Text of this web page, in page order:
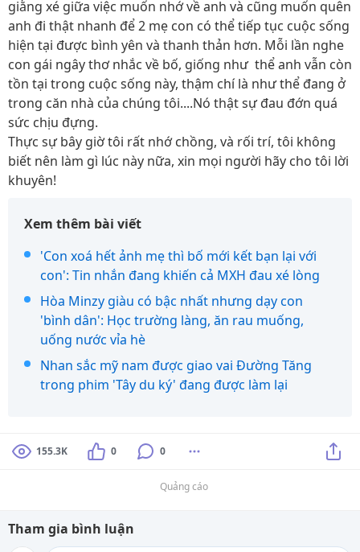
giằng xé giữa việc muốn nhớ về anh và cũng muốn quên
anh đi thật nhanh để 2 mẹ con có thể tiếp tục cuộc sống
hiện tại được bình yên và thanh thản hơn. Mỗi lần nghe
con gái ngây thơ nhắc về bố, giống như thể anh vẫn còn
tồn tại trong cuộc sống này, thậm chí là như thể đang ở
trong căn nhà của chúng tôi....Nó thật sự đau đớn quá
sức chịu đựng.
Thực sự bây giờ tôi rất nhớ chồng, và rối trí, tôi không
biết nên làm gì lúc này nữa, xin mọi người hãy cho tôi lời
khuyên!
Xem thêm bài viết
'Con xoá hết ảnh mẹ thì bố mới kết bạn lại với
con': Tin nhắn đang khiến cả MXH đau xé lòng
Hòa Minzy giàu có bậc nhất nhưng dạy con
'bình dân': Học trường làng, ăn rau muống,
uống nước vỉa hè
Nhan sắc mỹ nam được giao vai Đường Tăng
trong phim 'Tây du ký' đang được làm lại
155.3K 0 0
Quảng cáo
Tham gia bình luận